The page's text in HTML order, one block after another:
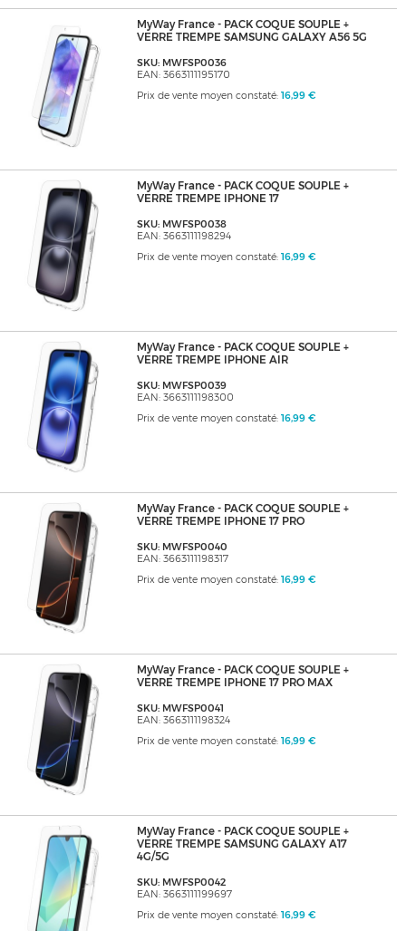
MyWay France - PACK COQUE SOUPLE +
VERRE TREMPE SAMSUNG GALAXY A56 5G
SKU: MWFSP0036
EAN: 3663111195170
Prix de vente moyen constaté: 16,99 €
MyWay France - PACK COQUE SOUPLE +
VERRE TREMPE IPHONE 17
SKU: MWFSP0038
EAN: 3663111198294
Prix de vente moyen constaté: 16,99 €
MyWay France - PACK COQUE SOUPLE +
VERRE TREMPE IPHONE AIR
SKU: MWFSP0039
EAN: 3663111198300
Prix de vente moyen constaté: 16,99 €
MyWay France - PACK COQUE SOUPLE +
VERRE TREMPE IPHONE 17 PRO
SKU: MWFSP0040
EAN: 3663111198317
Prix de vente moyen constaté: 16,99 €
MyWay France - PACK COQUE SOUPLE +
VERRE TREMPE IPHONE 17 PRO MAX
SKU: MWFSP0041
EAN: 3663111198324
Prix de vente moyen constaté: 16,99 €
MyWay France - PACK COQUE SOUPLE +
VERRE TREMPE SAMSUNG GALAXY A17
4G/5G
SKU: MWFSP0042
EAN: 3663111199697
Prix de vente moyen constaté: 16,99 €